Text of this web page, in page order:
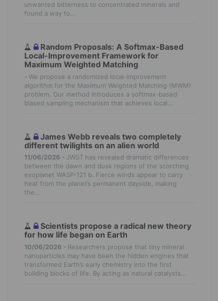
unwanted bitterness to concentrated minerals and
found a way to...
Random Proposals: A Softmax-Based
Local-Improvement Framework for
Maximum Weighted Matching
- We propose a randomized local-improvement
algorithm for the Maximum Weighted Matching (MWM)
problem. Our method introduces a softmax-based
biased sampling mechanism that achieves local...
James Webb reveals two completely
different twilights on an alien world
11/06/2026 - JWST has revealed dramatic differences
between the dawn and dusk regions of the scorching
exoplanet WASP-121 b. Fierce winds appear to carry
heat from the planet’s permanent dayside, making
the...
Scientists propose a radical new theory
for how life began on Earth
10/06/2026 - Researchers propose that tiny mineral
nanoparticles may have been the hidden engines that
transformed Earth’s early chemistry into the first
building blocks of life. By acting as natural catalysts...